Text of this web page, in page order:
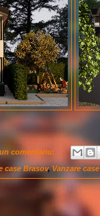
comentariu:
case Brasov,Vanzare